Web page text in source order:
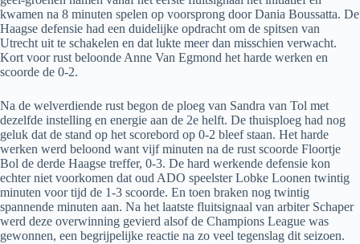
kwamen na 8 minuten spelen op voorsprong door Dania Boussatta. De
Haagse defensie had een duidelijke opdracht om de spitsen van
Utrecht uit te schakelen en dat lukte meer dan misschien verwacht.
Kort voor rust beloonde Anne Van Egmond het harde werken en
scoorde de 0-2.
Na de welverdiende rust begon de ploeg van Sandra van Tol met
dezelfde instelling en energie aan de 2e helft. De thuisploeg had nog
geluk dat de stand op het scorebord op 0-2 bleef staan. Het harde
werken werd beloond want vijf minuten na de rust scoorde Floortje
Bol de derde Haagse treffer, 0-3. De hard werkende defensie kon
echter niet voorkomen dat oud ADO speelster Lobke Loonen twintig
minuten voor tijd de 1-3 scoorde. En toen braken nog twintig
spannende minuten aan. Na het laatste fluitsignaal van arbiter Schaper
werd deze overwinning gevierd alsof de Champions League was
gewonnen, een begrijpelijke reactie na zo veel tegenslag dit seizoen.